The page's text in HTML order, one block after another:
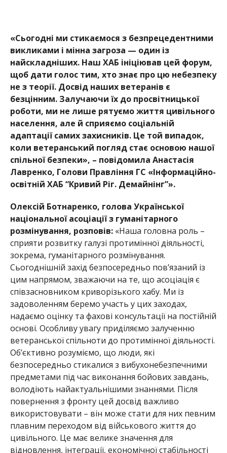
«Сьогодні ми стикаємося з безпрецедентними
викликами і мінна загроза — один із
найскладніших. Наш ХАБ ініціював цей форум,
щоб дати голос тим, хто знає про цю небезпеку
не з теорії. Досвід наших ветеранів є
безцінним. Залучаючи їх до просвітницької
роботи, ми не лише рятуємо життя цивільного
населення, але й сприяємо соціальній
адаптації самих захисників. Це той випадок,
коли ветеранський погляд стає основою нашої
спільної безпеки», – повідомила Анастасія
Лавренко, Голови Правління ГС «Інформаційно-
освітній ХАБ “Кривий Ріг. Демайнінг”».
Олексій Ботнаренко, голова Української
національної асоціації з гуманітарного
розмінування, розповів:«Наша головна роль –
сприяти розвитку галузі протимінної діяльності,
зокрема, гуманітарного розмінування.
Сьогоднішній захід безпосередньо пов’язаний із
цим напрямом, зважаючи на те, що асоціація є
співзасновником криворізького хабу. Ми із
задоволенням беремо участь у цих заходах,
надаємо оцінку та фахові консультації на постійній
основі. Особливу увагу приділяємо залученню
ветеранської спільноти до протимінної діяльності.
Об’єктивно розуміємо, що люди, які
безпосередньо стикалися з вибухонебезпечними
предметами під час виконання бойових завдань,
володіють найактуальнішими знаннями. Після
повернення з фронту цей досвід важливо
використовувати – він може стати для них певним
плавним переходом від військового життя до
цивільного. Це має велике значення для
відновлення, інтеграції, економічної стабільності